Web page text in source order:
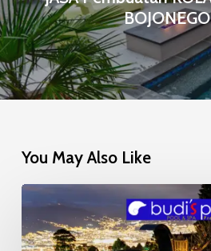
You May Also Like
Mosaic
Glow
in